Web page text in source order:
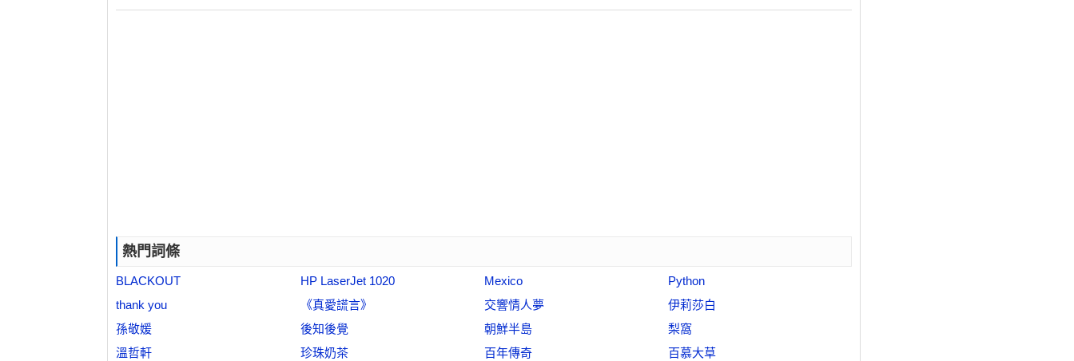
熱門詞條
BLACKOUT HP LaserJet 1020 Mexico
Python
thank you
《真愛謊言》 交響情人夢
伊莉莎白
孫敬媛
後知後覺 朝鮮半島
梨窩
溫哲軒
珍珠奶茶 百年傳奇 百慕大草